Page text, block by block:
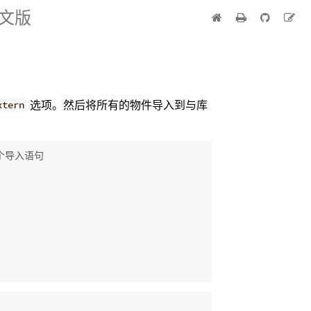
版
选项。然后将所有的物件导入到与库
入语句